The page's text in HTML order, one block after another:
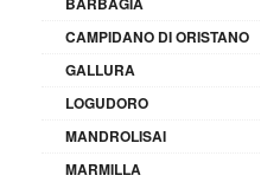
CAMPIDANO DI ORISTANO
GALLURA
LOGUDORO
MANDROLISAI
MARMILLA